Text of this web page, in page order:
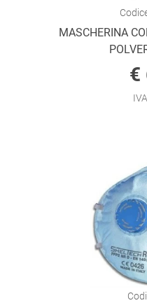
MASCHERINA
€